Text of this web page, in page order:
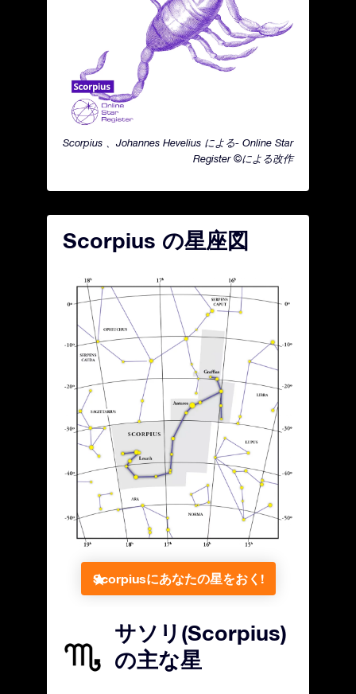
Scorpius 、Johannes Hevelius による- Online Star
Register ©による改作
Scorpius の星座図
Scorpiusにあなたの星をおく!
サソリ(Scorpius)
の主な星